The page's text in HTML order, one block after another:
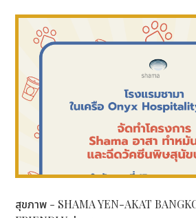
สุขภาพ - SHAMA YEN-AKAT